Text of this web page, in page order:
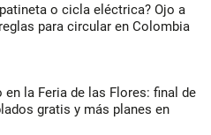
o cicla eléctrica? Ojo a
para circular en Colombia
en la Feria de las Flores: final de
gratis y más planes en